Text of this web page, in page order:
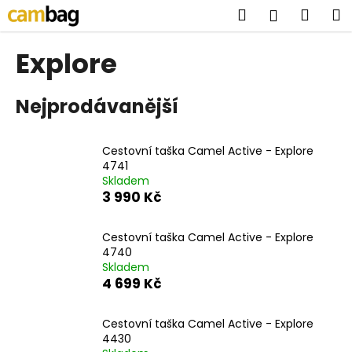
Přejít
na
obsah
Hledat
Explore
Nejprodávanější
Cestovní taška Camel Active - Explore
4741
Skladem
3 990 Kč
Cestovní taška Camel Active - Explore
4740
Skladem
4 699 Kč
Cestovní taška Camel Active - Explore
4430
K
o
o